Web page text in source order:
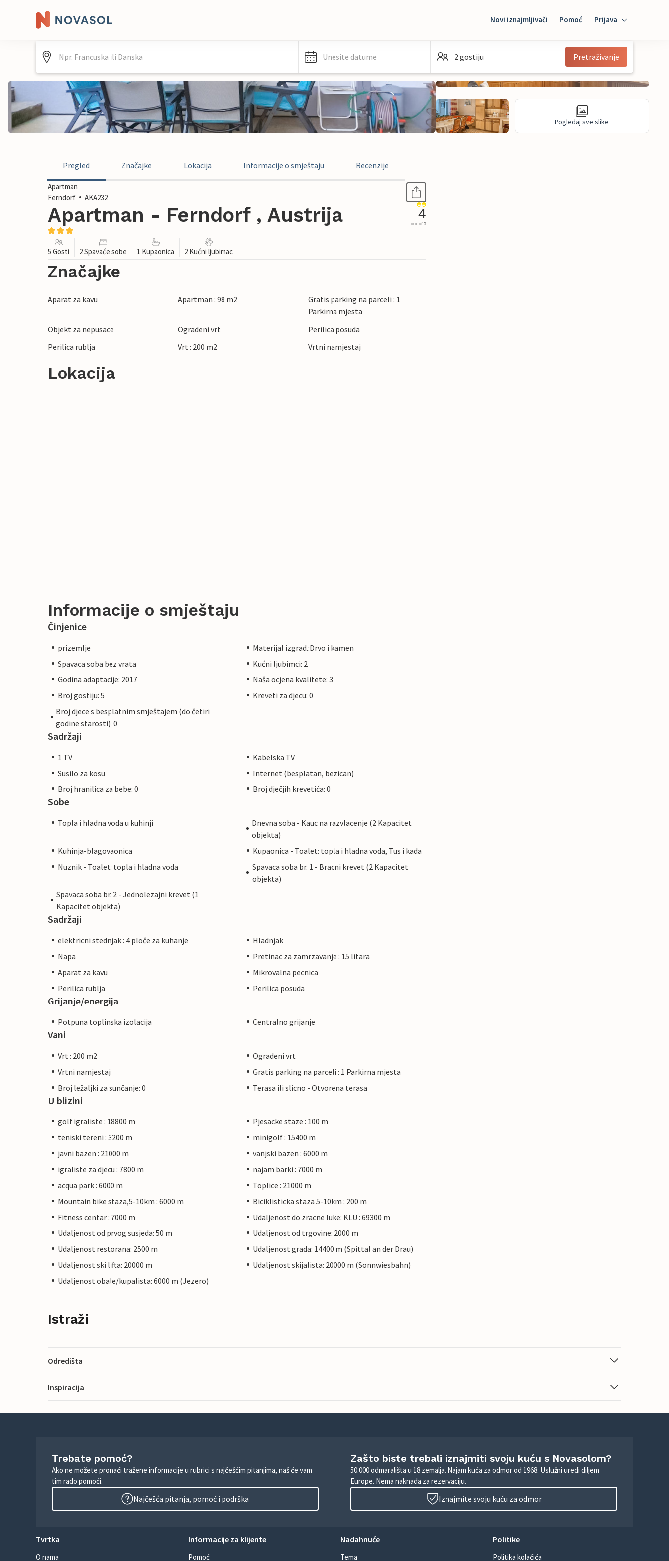
Novi iznajmljivači Pomoć Prijava
Mybooking
Unesite datume 2 gostiju Pretraživanje
Pogledaj sve slike
Pregled Značajke Lokacija Informacije o smještaju Recenzije
Apartman
Ferndorf
AKA232
Apartman - Ferndorf , Austrija 4
out of 5
5 Gosti 2 Spavaće sobe 1 Kupaonica 2 Kućni ljubimac
Značajke
Aparat za kavu Apartman : 98 m2
Gratis parking na parceli : 1
Parkirna mjesta
Objekt za nepusace
Ogradeni vrt
Perilica posuda
Perilica rublja
Vrt : 200 m2 Vrtni namjestaj
Lokacija
Informacije o smještaju
Činjenice
prizemlje
Materijal izgrad.:Drvo i kamen
Spavaca soba bez vrata
Kućni ljubimci: 2
Godina adaptacije: 2017
Naša ocjena kvalitete: 3
Broj gostiju: 5
Kreveti za djecu: 0
Broj djece s besplatnim smještajem (do četiri
godine starosti): 0
Sadržaji
1 TV
Kabelska TV
Susilo za kosu
Internet (besplatan, bezican)
Broj hranilica za bebe: 0
Broj dječjih krevetića: 0
Sobe
Topla i hladna voda u kuhinji
Dnevna soba - Kauc na razvlacenje (2 Kapacitet
objekta)
Kuhinja-blagovaonica
Kupaonica - Toalet: topla i hladna voda, Tus i kada
Nuznik - Toalet: topla i hladna voda
Spavaca soba br. 1 - Bracni krevet (2 Kapacitet
objekta)
Spavaca soba br. 2 - Jednolezajni krevet (1
Kapacitet objekta)
Sadržaji
elektricni stednjak : 4 ploče za kuhanje
Hladnjak
Napa
Pretinac za zamrzavanje : 15 litara
Aparat za kavu
Mikrovalna pecnica
Perilica rublja
Perilica posuda
Grijanje/energija
Potpuna toplinska izolacija Centralno grijanje
Vani
Vrt : 200 m2
Ogradeni vrt
Vrtni namjestaj
Gratis parking na parceli : 1 Parkirna mjesta
Broj ležaljki za sunčanje: 0
Terasa ili slicno - Otvorena terasa
U blizini
golf igraliste : 18800 m
Pjesacke staze : 100 m
teniski tereni : 3200 m
minigolf : 15400 m
javni bazen : 21000 m
vanjski bazen : 6000 m
igraliste za djecu : 7800 m
najam barki : 7000 m
acqua park : 6000 m
Toplice : 21000 m
Mountain bike staza,5-10km : 6000 m
Biciklisticka staza 5-10km : 200 m
Fitness centar : 7000 m
Udaljenost do zracne luke: KLU : 69300 m
Udaljenost od prvog susjeda: 50 m
Udaljenost od trgovine: 2000 m
Udaljenost restorana: 2500 m
Udaljenost grada: 14400 m (Spittal an der Drau)
Udaljenost ski lifta: 20000 m
Udaljenost skijalista: 20000 m (Sonnwiesbahn)
Udaljenost obale/kupalista: 6000 m (Jezero)
Istraži
Odredišta
Inspiracija
Trebate pomoć?
Ako ne možete pronaći tražene informacije u rubrici s najčešćim pitanjima, naš će vam
tim rado pomoći.
Najčešća pitanja, pomoć i podrška
Zašto biste trebali iznajmiti svoju kuću s Novasolom?
50.000 odmarališta u 18 zemalja. Najam kuća za odmor od 1968. Uslužni uredi diljem
Europe. Nema naknada za rezervaciju.
Iznajmite svoju kuću za odmor
Tvrtka
O nama
Informacije za klijente
Pomoć
Nadahnuće
Tema
Politike
Politika kolačića